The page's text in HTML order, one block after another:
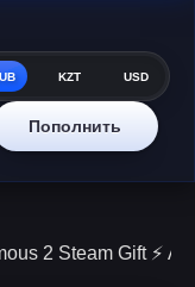
KZT USD
Пополнить
2 Steam Gift